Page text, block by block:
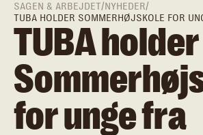
SAGEN & ARBEJDET/NYHEDER/
TUBA HOLDER SOMMERHØJSKOLE FOR
TUBA holder
for unge fra